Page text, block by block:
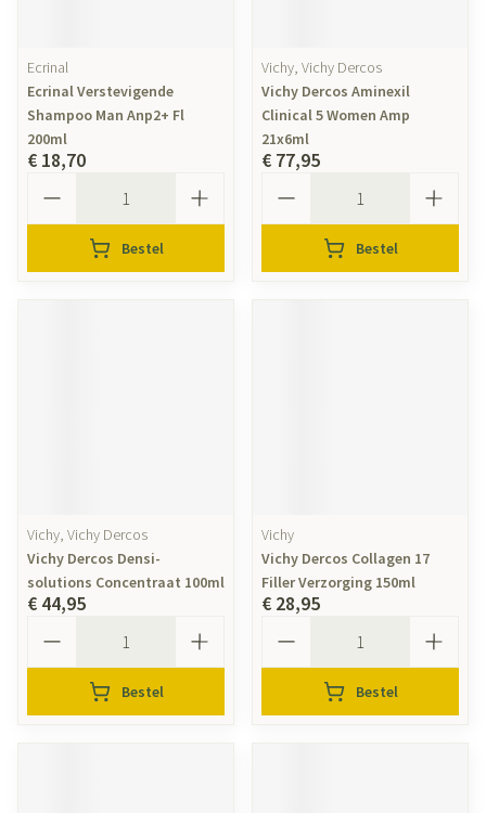
Ecrinal
Ecrinal Verstevigende
Shampoo Man Anp2+ Fl
200ml
€ 18,70
Bestel
Vichy, Vichy Dercos
Vichy Dercos Aminexil
Clinical 5 Women Amp
21x6ml
€ 77,95
Bestel
Vichy, Vichy Dercos
Vichy Dercos Densi-
solutions Concentraat 100ml
€ 44,95
Bestel
Vichy
Vichy Dercos Collagen 17
Filler Verzorging 150ml
€ 28,95
Bestel